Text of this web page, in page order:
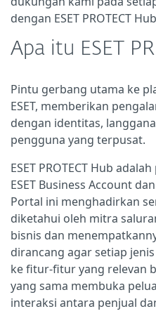
dengan ESET PROTECT
Apa itu ESET
Pintu gerbang utama ke
ESET, memberikan
dengan identitas,
pengguna yang terpusat.
ESET PROTECT Hub
ESET Business Account
Portal ini menghadirkan
diketahui oleh mitra
bisnis dan
dirancang agar setiap
ke fitur-fitur yang relevan
yang sama membuka
interaksi antara penjual